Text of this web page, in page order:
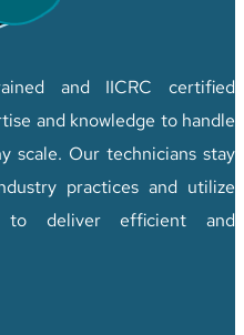
and IICRC certified
and knowledge to handle
scale. Our technicians stay
practices and utilize
to deliver efficient and